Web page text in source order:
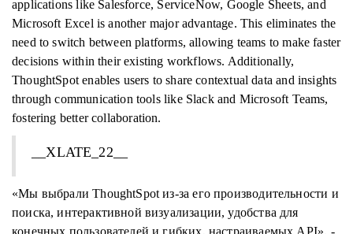
applications like Salesforce, ServiceNow, Google Sheets, and
Microsoft Excel is another major advantage. This eliminates the
need to switch between platforms, allowing teams to make faster
decisions within their existing workflows. Additionally,
ThoughtSpot enables users to share contextual data and insights
through communication tools like Slack and Microsoft Teams,
fostering better collaboration.
__XLATE_22__
«Мы выбрали ThoughtSpot из-за его производительности и
поиска, интерактивной визуализации, удобства для
конечных пользователей и гибких, настраиваемых API». -